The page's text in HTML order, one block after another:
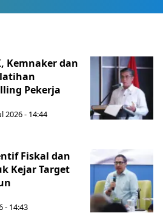
Kemnaker dan
Pekerja
2026 - 14:44
Fiskal dan
Kejar Target
- 14:43